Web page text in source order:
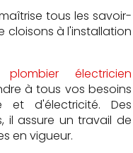
tous les savoir-
cloisons à l'installation
plombier électricien
à tous vos besoins
et d'électricité. Des
il assure un travail de
en vigueur.